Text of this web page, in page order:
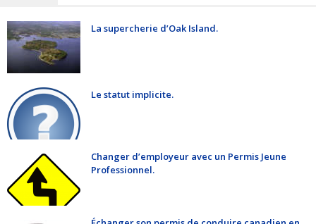
La supercherie d’Oak Island.
Le statut implicite.
Changer d’employeur avec un Permis Jeune
Professionnel.